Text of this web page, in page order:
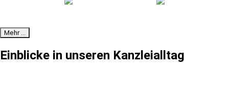
Mehr …
Einblicke in unseren Kanzleialltag